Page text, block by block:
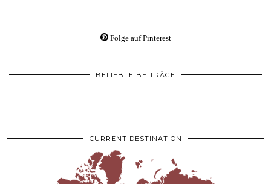
Folge auf Pinterest
BELIEBTE BEITRÄGE
CURRENT DESTINATION